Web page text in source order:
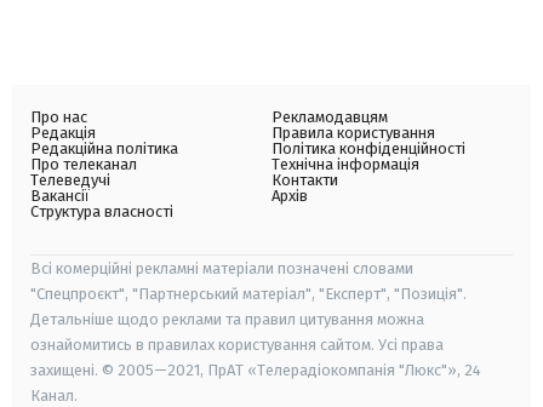
Про нас
Редакція
Редакційна політика
Про телеканал
Телеведучі
Вакансії
Структура власності
Рекламодавцям
Правила користування
Політика конфіденційності
Технічна інформація
Контакти
Архів
Всі комерційні рекламні матеріали позначені словами
"Спецпроєкт", "Партнерський матеріал", "Експерт", "Позиція".
Детальніше щодо реклами та правил цитування можна
ознайомитись в правилах користування сайтом. Усі права
захищені. © 2005—2021, ПрАТ «Телерадіокомпанія "Люкс"», 24
Канал.